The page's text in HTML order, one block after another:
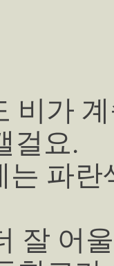
비가
걸요.
는 파
잘 어